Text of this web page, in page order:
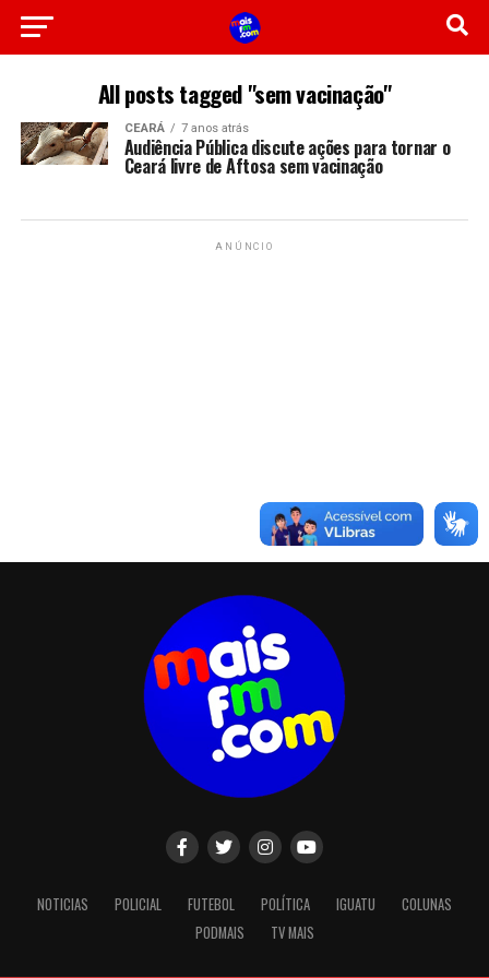
All posts tagged "sem vacinação"
CEARÁ 7 anos atrás
Audiência Pública discute ações para tornar o
Ceará livre de Aftosa sem vacinação
ANÚNCIO
NOTICIAS POLICIAL FUTEBOL POLÍTICA IGUATU
COLUNAS
PODMAIS
TV MAIS